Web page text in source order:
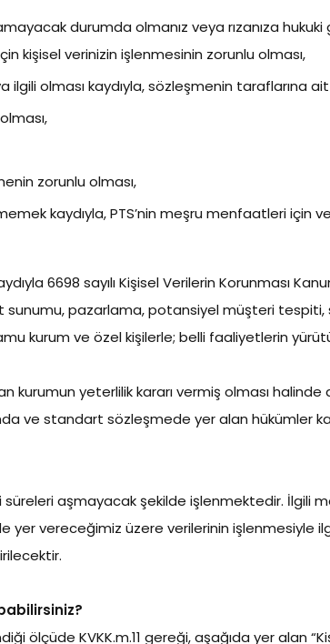
durumda olmanız veya rızanıza
kişisel verinizin işlenmesinin zorunlu olması,
olması kaydıyla, sözleşmenin taraflarına
zorunlu olması,
kaydıyla, PTS’nin meşru menfaatleri için
6698 sayılı Kişisel Verilerin Korunması
pazarlama, potansiyel müşteri tespiti,
kurum ve özel kişilerle; belli faaliyetlerin
kurumun yeterlilik kararı vermiş olması
standart sözleşmede yer alan hükümler
süreleri aşmayacak şekilde işlenmektedir.
vereceğimiz üzere verilerinin işlenmesiyle
ölçüde KVKK.m.11 gereği, aşağıda yer alan